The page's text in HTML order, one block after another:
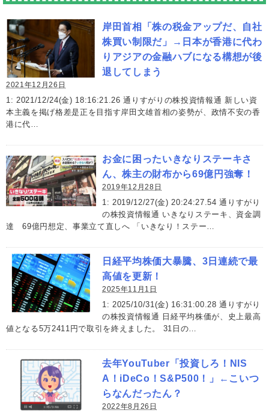
岸田首相「株の税金アップだ、自社
株買い制限だ」→日本が香港に代わ
りアジアの金融ハブになる構想が後
退してしまう
2021年12月26日
1: 2021/12/24(金) 18:16:21.26 通りすがりの株投資情報通 新しい資
本主義を掲げ格差是正を目指す岸田文雄首相の姿勢が、政情不安の香
港に代…
お金に困ったいきなりステーキさ
ん、株主の財布から69億円強奪！
2019年12月28日
1: 2019/12/27(金) 20:24:27.54 通りすがり
の株投資情報通 いきなりステーキ、資金調
達 69億円想定、事業立て直しへ 「いきなり！ステー…
日経平均株価大暴騰、3日連続で最
高値を更新！
2025年11月1日
1: 2025/10/31(金) 16:31:00.28 通りすがり
の株投資情報通 日経平均株価が、史上最高
値となる5万2411円で取引を終えました。 31日の…
去年YouTuber「投資しろ！NIS
A！iDeCo！S&P500！」←こいつ
らなんだったん？
2022年8月26日